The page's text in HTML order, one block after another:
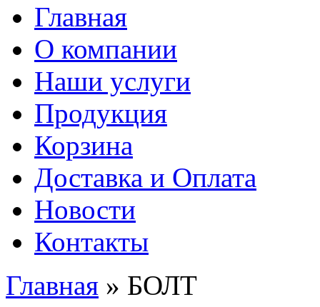
Главная
О компании
Наши услуги
Продукция
Корзина
Доставка и Оплата
Новости
Контакты
Вы здесь
Главная » БОЛТ